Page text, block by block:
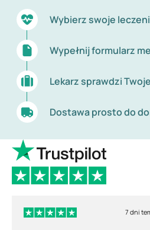
Wybierz swoje
Wypełnij formularz
Lekarz sprawdzi
Dostawa prosto do
7 dni